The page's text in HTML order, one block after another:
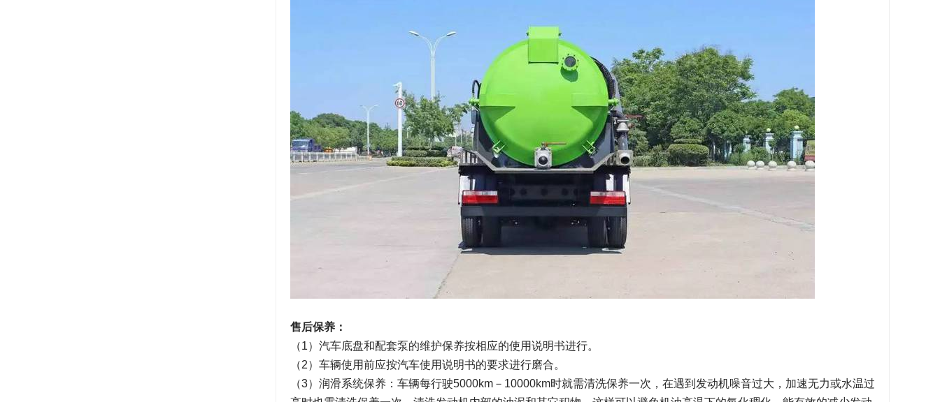
售后保养：
（1）汽车底盘和配套泵的维护保养按相应的使用说明书进行。
（2）车辆使用前应按汽车使用说明书的要求进行磨合。
（3）润滑系统保养：车辆每行驶5000km－10000km时就需清洗保养一次，在遇到发动机噪音过大，加速无力或水温过